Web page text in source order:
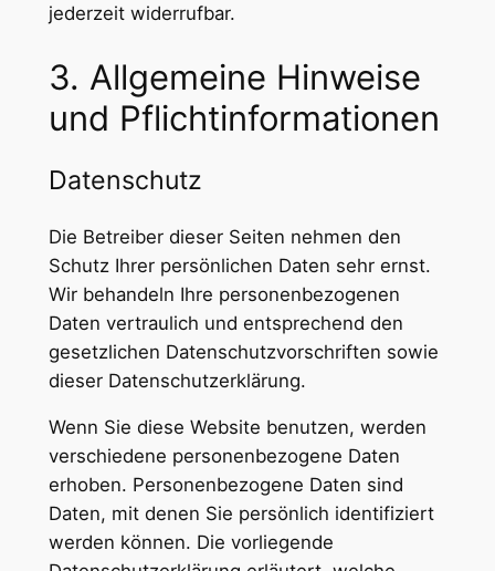
jederzeit widerrufbar.
3. Allgemeine Hinweise
und Pflicht­informationen
Datenschutz
Die Betreiber dieser Seiten nehmen den
Schutz Ihrer persönlichen Daten sehr ernst.
Wir behandeln Ihre personenbezogenen
Daten vertraulich und entsprechend den
gesetzlichen Datenschutzvorschriften sowie
dieser Datenschutzerklärung.
Wenn Sie diese Website benutzen, werden
verschiedene personenbezogene Daten
erhoben. Personenbezogene Daten sind
Daten, mit denen Sie persönlich identifiziert
werden können. Die vorliegende